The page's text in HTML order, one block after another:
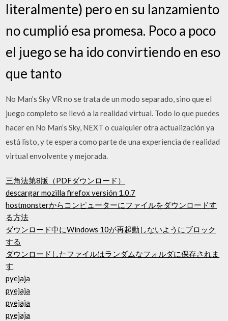
literalmente) pero en su lanzamiento
no cumplió esa promesa. Poco a poco
el juego se ha ido convirtiendo en eso
que tanto
No Man’s Sky VR no se trata de un modo separado, sino que el
juego completo se llevó a la realidad virtual. Todo lo que puedes
hacer en No Man’s Sky, NEXT o cualquier otra actualización ya
está listo, y te espera como parte de una experiencia de realidad
virtual envolvente y mejorada.
三角法第8版（PDFダウンロード）
descargar mozilla firefox versión 1.0.7
hostmonsterからコンピューターにファイルをダウンロードす
る方法
ダウンロード中にWindows 10が再起動しないようにブロック
する
ダウンロードしたファイルはランダムなフォルダに保存されま
す
pyejaja
pyejaja
pyejaja
pyejaja